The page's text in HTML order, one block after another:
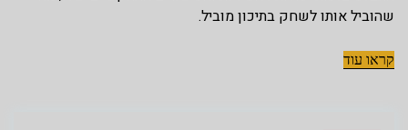
שהוביל אותו לשחק בתיכון מוביל.
קראו עוד